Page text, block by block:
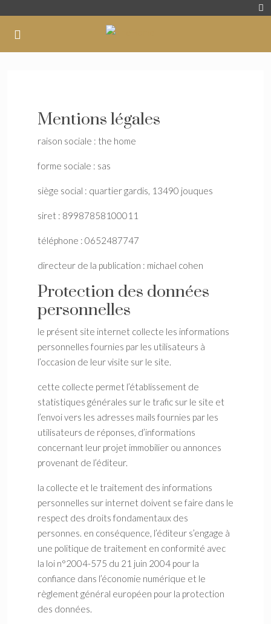
Mentions légales
raison sociale : the home
forme sociale : sas
siège social : quartier gardis, 13490 jouques
siret : 89987858100011
téléphone : 0652487747
directeur de la publication : michael cohen
Protection des données
personnelles
le présent site internet collecte les informations
personnelles fournies par les utilisateurs à
l’occasion de leur visite sur le site.
cette collecte permet l’établissement de
statistiques générales sur le trafic sur le site et
l’envoi vers les adresses mails fournies par les
utilisateurs de réponses, d’informations
concernant leur projet immobilier ou annonces
provenant de l’éditeur.
la collecte et le traitement des informations
personnelles sur internet doivent se faire dans le
respect des droits fondamentaux des
personnes. en conséquence, l’éditeur s’engage à
une politique de traitement en conformité avec
la loi n°2004-575 du 21 juin 2004 pour la
confiance dans l’économie numérique et le
règlement général européen pour la protection
des données.